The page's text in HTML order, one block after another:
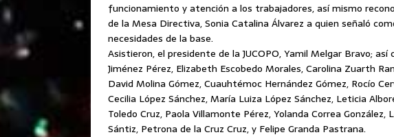
funcionamiento y atención a los trabajadores, así mismo
de la Mesa Directiva, Sonia Catalina Álvarez a quien señaló
necesidades de la base.
Asistieron, el presidente de la JUCOPO, Yamil Melgar Bravo;
Jiménez Pérez, Elizabeth Escobedo Morales, Carolina Zuarth
David Molina Gómez, Cuauhtémoc Hernández Gómez, Rocío
Cecilia López Sánchez, María Luiza López Sánchez, Leticia
Toledo Cruz, Paola Villamonte Pérez, Yolanda Correa
Sántiz, Petrona de la Cruz Cruz, y Felipe Granda Pastrana.